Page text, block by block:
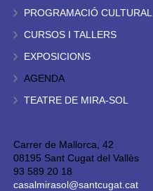
PROGRAMACIÓ CULTURAL
CURSOS I TALLERS
EXPOSICIONS
AGENDA
TEATRE DE MIRA-SOL
Carrer de Mallorca, 42
08195 Sant Cugat del Vallès
93 589 20 18
casalmirasol@santcugat.cat